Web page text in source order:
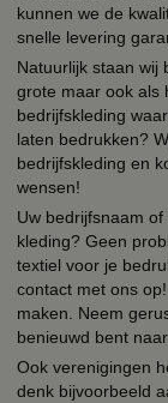
kunnen we de
snelle levering
Natuurlijk staan wij
grote maar ook als
bedrijfskleding
laten bedrukken?
bedrijfskleding en
wensen!
Uw bedrijfsnaam
kleding? Geen
textiel voor je
contact met ons
maken. Neem
benieuwd bent
Ook verenigingen
denk bijvoorbeeld